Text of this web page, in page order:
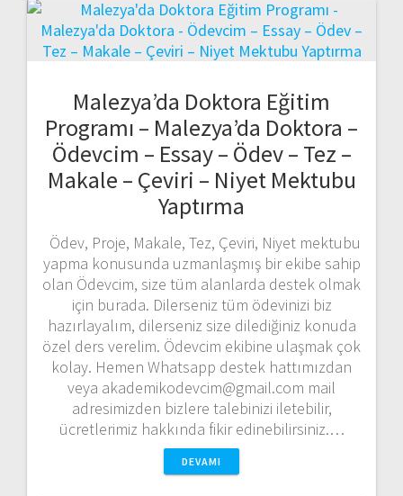
Malezya’da Doktora Eğitim
Programı – Malezya’da Doktora –
Ödevcim – Essay – Ödev – Tez –
Makale – Çeviri – Niyet Mektubu
Yaptırma
Ödev, Proje, Makale, Tez, Çeviri, Niyet mektubu
yapma konusunda uzmanlaşmış bir ekibe sahip
olan Ödevcim, size tüm alanlarda destek olmak
için burada. Dilerseniz tüm ödevinizi biz
hazırlayalım, dilerseniz size dilediğiniz konuda
özel ders verelim. Ödevcim ekibine ulaşmak çok
kolay. Hemen Whatsapp destek hattımızdan
veya akademikodevcim@gmail.com mail
adresimizden bizlere talebinizi iletebilir,
ücretlerimiz hakkında fikir edinebilirsiniz.…
DEVAMI